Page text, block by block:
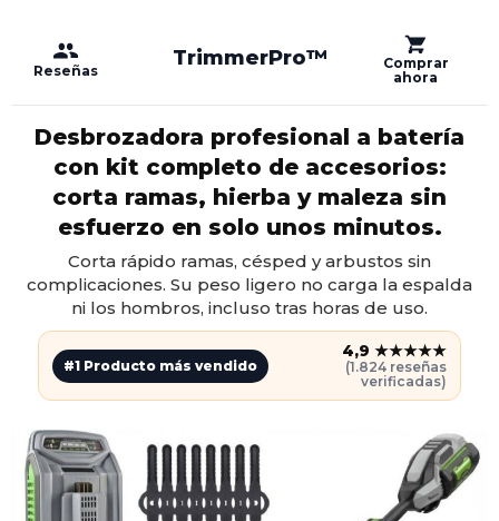
Reseñas
TrimmerPro™️
Comprar
ahora
Desbrozadora profesional a batería
con kit completo de accesorios:
corta ramas, hierba y maleza sin
esfuerzo en solo unos minutos.
Corta rápido ramas, césped y arbustos sin
complicaciones. Su peso ligero no carga la espalda
ni los hombros, incluso tras horas de uso.
#1 Producto más vendido
4,9 ★★★★★
(1.824 reseñas
verificadas)